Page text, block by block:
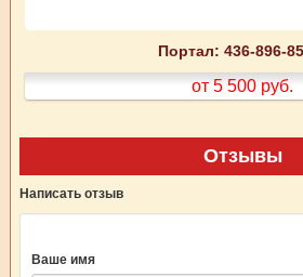
Портал: 436-896-
от 5 500 руб.
Отзывы
Написать отзыв
Ваше имя